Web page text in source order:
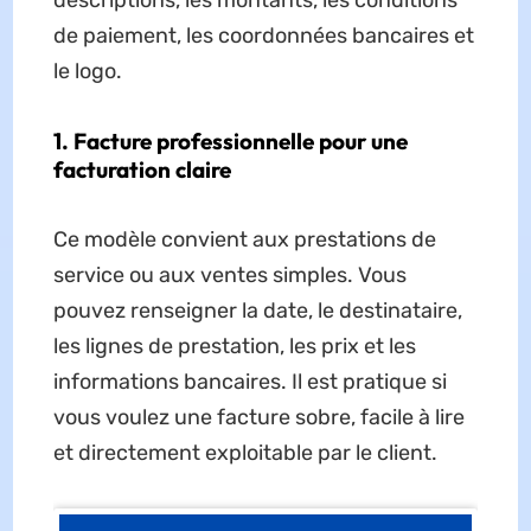
de paiement, les coordonnées bancaires et
le logo.
1. Facture professionnelle pour une
facturation claire
Ce modèle convient aux prestations de
service ou aux ventes simples. Vous
pouvez renseigner la date, le destinataire,
les lignes de prestation, les prix et les
informations bancaires. Il est pratique si
vous voulez une facture sobre, facile à lire
et directement exploitable par le client.